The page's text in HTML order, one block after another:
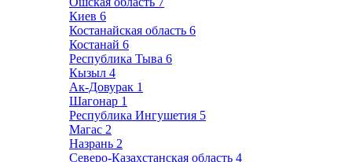
Киев 6
Костанайская область 6
Костанай 6
Республика Тыва 6
Кызыл 4
Ак-Довурак 1
Шагонар 1
Республика Ингушетия 5
Магас 2
Назрань 2
Северо-Казахстанская область 4